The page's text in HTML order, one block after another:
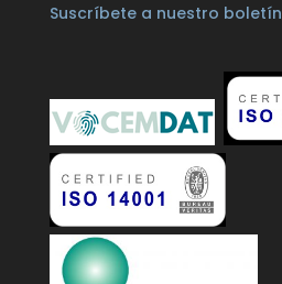
Suscríbete a nuestro boletín